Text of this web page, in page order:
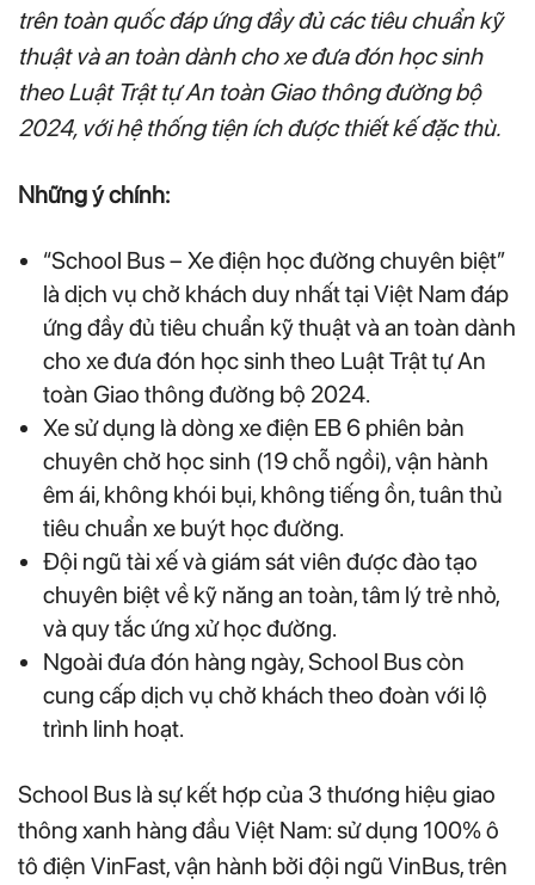
trên toàn quốc đáp ứng đầy đủ các tiêu chuẩn kỹ
thuật và an toàn dành cho xe đưa đón học sinh
theo Luật Trật tự An toàn Giao thông đường bộ
2024, với hệ thống tiện ích được thiết kế đặc thù.
Những ý chính:
“School Bus – Xe điện học đường chuyên biệt”
là dịch vụ chở khách duy nhất tại Việt Nam đáp
ứng đầy đủ tiêu chuẩn kỹ thuật và an toàn dành
cho xe đưa đón học sinh theo Luật Trật tự An
toàn Giao thông đường bộ 2024.
Xe sử dụng là dòng xe điện EB 6 phiên bản
chuyên chở học sinh (19 chỗ ngồi), vận hành
êm ái, không khói bụi, không tiếng ồn, tuân thủ
tiêu chuẩn xe buýt học đường.
Đội ngũ tài xế và giám sát viên được đào tạo
chuyên biệt về kỹ năng an toàn, tâm lý trẻ nhỏ,
và quy tắc ứng xử học đường.
Ngoài đưa đón hàng ngày, School Bus còn
cung cấp dịch vụ chở khách theo đoàn với lộ
trình linh hoạt.
School Bus là sự kết hợp của 3 thương hiệu giao
thông xanh hàng đầu Việt Nam: sử dụng 100% ô
tô điện VinFast, vận hành bởi đội ngũ VinBus, trên